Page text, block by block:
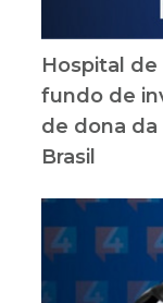
Hospital
fundo de
de dona
Brasil